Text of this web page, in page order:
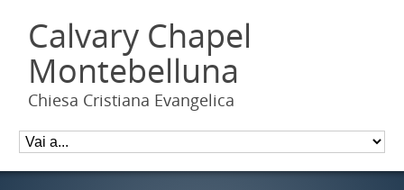
Calvary Chapel
Montebelluna
Chiesa Cristiana Evangelica